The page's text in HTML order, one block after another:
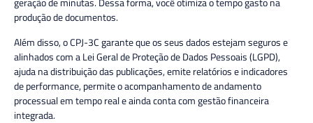
produção de documentos.
Além disso, o CPJ-3C garante que os seus dados estejam seguros e
alinhados com a Lei Geral de Proteção de Dados Pessoais (LGPD),
ajuda na distribuição das publicações, emite relatórios e indicadores
de performance, permite o acompanhamento de andamento
processual em tempo real e ainda conta com gestão financeira
integrada.